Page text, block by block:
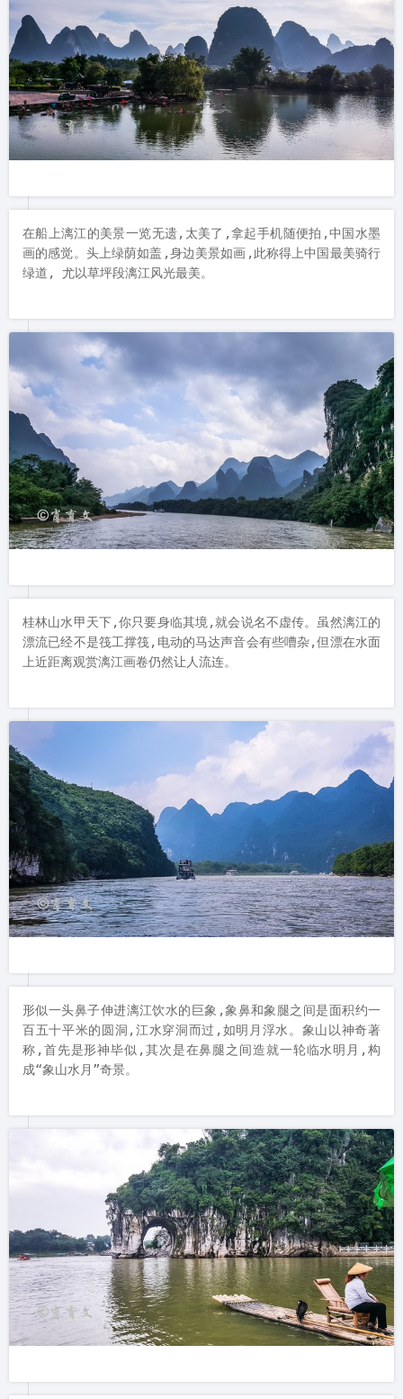
在船上漓江的美景一览无遗,太美了,拿起手机随便拍,中国水墨
画的感觉。头上绿荫如盖,身边美景如画,此称得上中国最美骑行
桂林山水甲天下,你只要身临其境,就会说名不虚传。虽然漓江的
漂流已经不是筏工撑筏,电动的马达声音会有些嘈杂,但漂在水面
形似一头鼻子伸进漓江饮水的巨象,象鼻和象腿之间是面积约一
百五十平米的圆洞,江水穿洞而过,如明月浮水。象山以神奇著
称,首先是形神毕似,其次是在鼻腿之间造就一轮临水明月,构